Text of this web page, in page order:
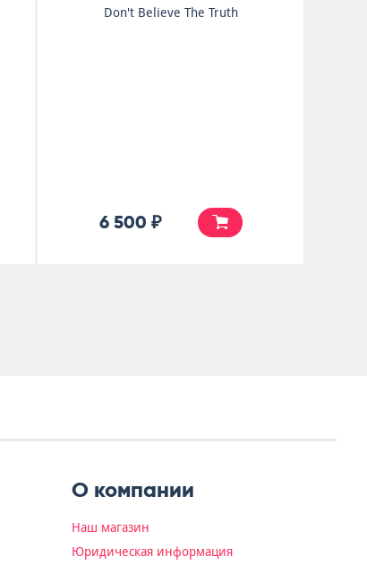
C’mon You Know
4 900 ₽
О компании
Наш магазин
Юридическая информация